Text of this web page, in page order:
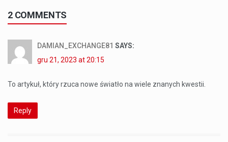
2 COMMENTS
DAMIAN_EXCHANGE81 SAYS:
gru 21, 2023 at 20:15
To artykuł, który rzuca nowe światło na wiele znanych kwestii.
Reply